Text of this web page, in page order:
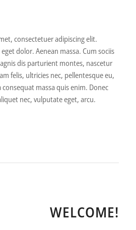
consectetuer adipiscing elit.
dolor. Aenean massa. Cum sociis
dis parturient montes, nascetur
felis, ultricies nec, pellentesque eu,
massa quis enim. Donec
nec, vulputate eget, arcu.
WELCOME!